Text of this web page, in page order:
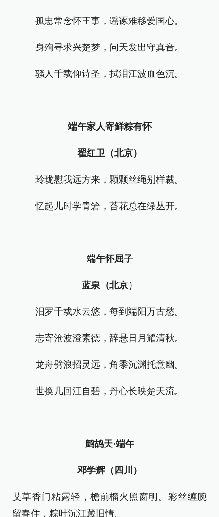
孤忠常念怀王事，谣诼难移爱国心。
身殉寻求兴楚梦，问天发出守真音。
骚人千载仰诗圣，拭泪江波血色沉。
端午家人寄鲜粽有怀
翟红卫（北京）
玲珑慰我远方来，颗颗丝绳别样裁。
忆起儿时学青箬，苔花总在绿丛开。
端午怀屈子
蓝泉（北京）
汨罗千载水云悠，每到端阳万古愁。
志寄沧波澄素德，辞悬日月耀清秋。
龙舟劈浪招灵远，角黍沉渊托意幽。
世换几回江自碧，丹心长映楚天流。
鹧鸪天·端午
邓学辉（四川）
艾草香门粘露轻，檐前榴火照窗明。彩丝缠腕
留春住，粽叶沉江藏旧情。